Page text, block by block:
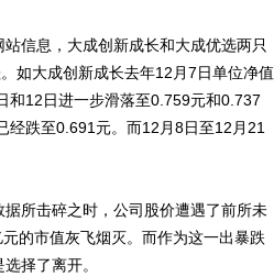
信息，大成创新成长和大成优选两只
如大成创新成长去年12月7日单位净值
和12日进一步滑落至0.759元和0.737
经跌至0.691元。而12月8日至12月21
所击碎之时，公司股价遭遇了前所未
的市值灰飞烟灭。而作为这一出暴跌
择了离开。